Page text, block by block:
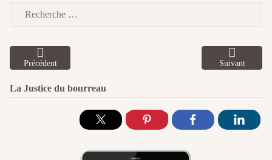
Précédent Suivant
La Justice du bourreau